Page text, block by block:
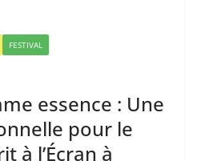
FESTIVAL
essence : Une
pour le
à l’Écran à